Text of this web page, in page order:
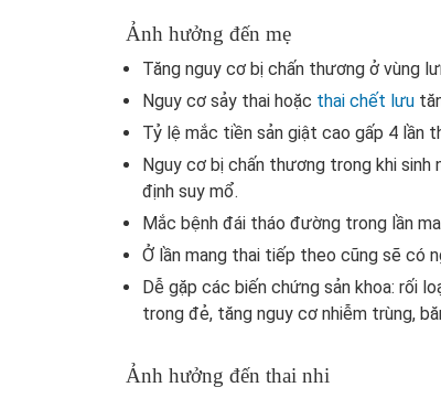
Ảnh hưởng đến mẹ
Tăng nguy cơ bị chấn thương ở vùng
Nguy cơ sảy thai hoặc thai chết lưu
Tỷ lệ mắc tiền sản giật cao gấp 4 lần
Nguy cơ bị chấn thương trong khi
định suy mổ.
Mắc bệnh đái tháo đường trong lần
Ở lần mang thai tiếp theo cũng sẽ có
Dễ gặp các biến chứng sản khoa: rối
trong đẻ, tăng nguy cơ nhiễm trùng,
Ảnh hưởng đến thai nhi